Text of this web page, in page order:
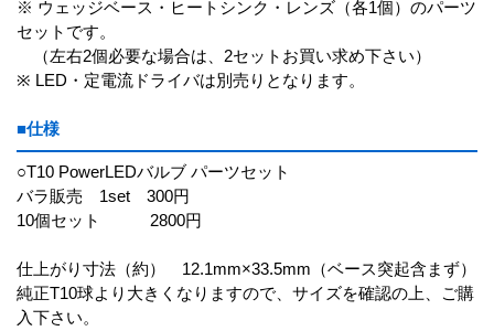
※ ウェッジベース・ヒートシンク・レンズ（各1個）のパーツ
セットです。
（左右2個必要な場合は、2セットお買い求め下さい）
※ LED・定電流ドライバは別売りとなります。
■仕様
○T10 PowerLEDバルブ パーツセット
バラ販売 1set 300円
10個セット 2800円
仕上がり寸法（約） 12.1mm×33.5mm（ベース突起含まず）
純正T10球より大きくなりますので、サイズを確認の上、ご購
入下さい。